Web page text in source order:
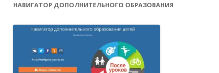
НАВИГАТОР ДОПОЛНИТЕЛЬНОГО ОБРАЗОВАНИЯ